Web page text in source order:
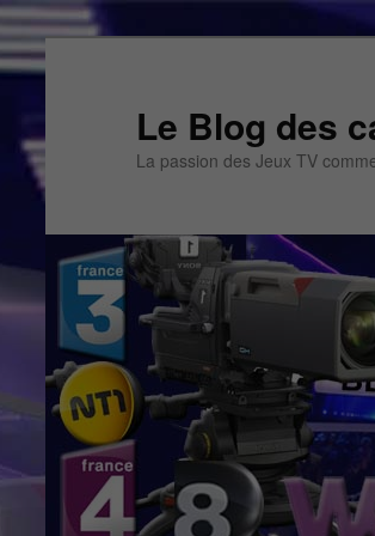
Le Blog des
La passion des Jeux TV